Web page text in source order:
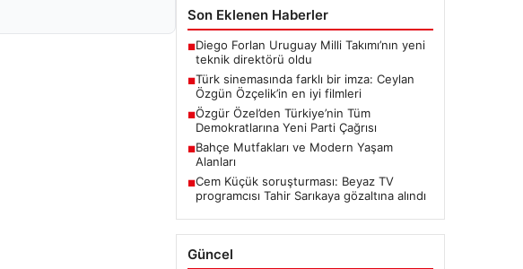
Son Eklenen Haberler
■Diego Forlan Uruguay Milli Takımı’nın yeni
teknik direktörü oldu
■Türk sinemasında farklı bir imza: Ceylan
Özgün Özçelik’in en iyi filmleri
■Özgür Özel’den Türkiye’nin Tüm
Demokratlarına Yeni Parti Çağrısı
■Bahçe Mutfakları ve Modern Yaşam
Alanları
■Cem Küçük soruşturması: Beyaz TV
programcısı Tahir Sarıkaya gözaltına alındı
Güncel